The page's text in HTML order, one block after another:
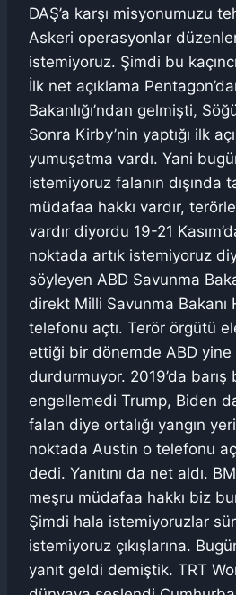
DAŞ’a karşı misyonumuzu
Askeri operasyonlar
istemiyoruz. Şimdi bu
İlk net açıklama
Bakanlığı’ndan gelmişti,
Sonra Kirby’nin yaptığı ilk
yumuşatma vardı. Yani
istemiyoruz falanın dışında
müdafaa hakkı vardır,
vardır diyordu 19-21
noktada artık istemiyoruz
söyleyen ABD Savunma
direkt Milli Savunma Bakanı
telefonu açtı. Terör örgütü
ettiği bir dönemde ABD yine
durdurmuyor. 2019’da barış
engellemedi Trump, Biden
falan diye ortalığı yangın
noktada Austin o telefonu
dedi. Yanıtını da net aldı.
meşru müdafaa hakkı biz
Şimdi hala istemiyoruzlar
istemiyoruz çıkışlarına.
yanıt geldi demiştik. TRT